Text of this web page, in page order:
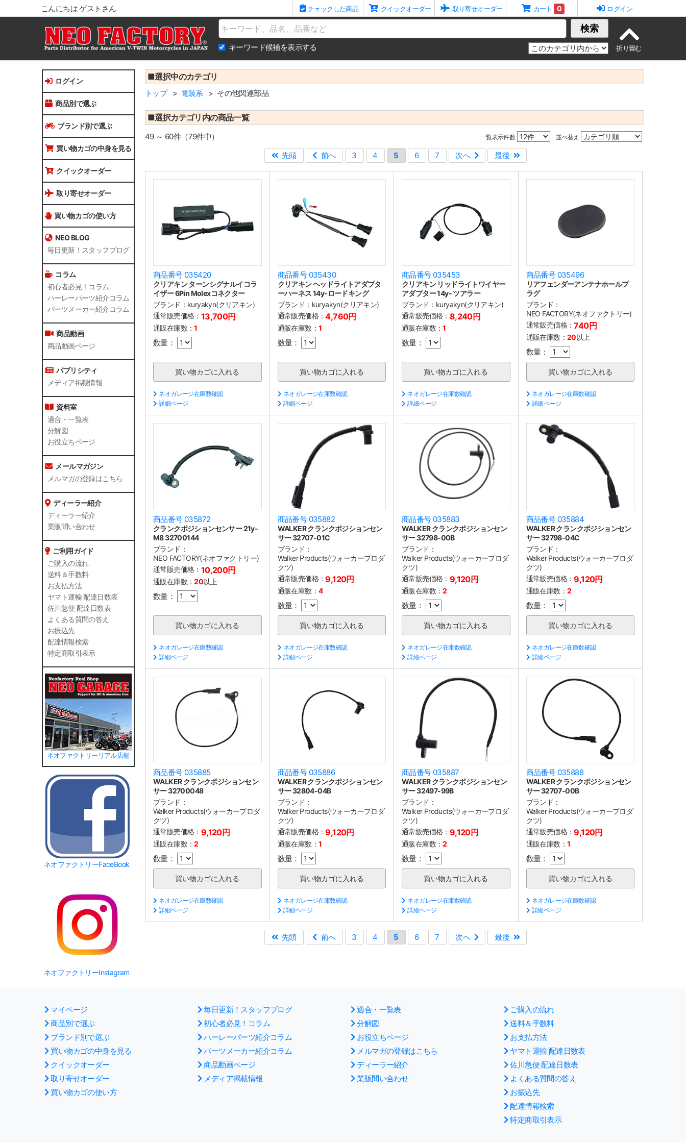
こんにちは ゲストさん チェックした商品 クイックオーダー 取り寄せオーダー カート 0 ログイン
Name 検索
キーワード候補を表示する
ログイン
商品別で選ぶ
ブランド別で選ぶ
買い物カゴの中身を見る
クイックオーダー
取り寄せオーダー
買い物カゴの使い方
NEO BLOG
毎日更新！スタッフブログ
コラム
初心者必見！コラム
ハーレーパーツ紹介コラム
パーツメーカー紹介コラム
商品動画
商品動画ページ
パブリシティ
メディア掲載情報
資料室
適合・一覧表
分解図
お役立ちページ
メールマガジン
メルマガの登録はこちら
ディーラー紹介
ディーラー紹介
業販問い合わせ
ご利用ガイド
ご購入の流れ
送料＆手数料
お支払方法
ヤマト運輸 配達日数表
佐川急便 配達日数表
よくある質問の答え
お振込先
配達情報検索
特定商取引表示
ネオファクトリーリアル店舗
ネオファクトリーFaceBook
ネオファクトリーInstagram
■選択中のカテゴリ
トップ 電装系 その他関連部品
■選択カテゴリ内の商品一覧
一覧表示件数 並べ替え
49 ～ 60件（79件中）
先頭
前へ 3 4 5 6 7 次へ 最後
商品番号 035420
クリアキン ターンシグナルイコラ
イザー 6Pin Molexコネクター
ブランド： kuryakyn(クリアキン)
通常販売価格： 13,700円
通販在庫数：1
数量：
ネオガレージ在庫数確認
詳細ページ
商品番号 035430
クリアキン ヘッドライトアダプタ
ーハーネス 14y-ロードキング
ブランド： kuryakyn(クリアキン)
通常販売価格：4,760円
通販在庫数： 1
数量：
ネオガレージ在庫数確認
詳細ページ
商品番号 035453
クリアキン リッドライトワイヤー
アダプター 14y- ツアラー
ブランド： kuryakyn(クリアキン)
通常販売価格： 8,240円
通販在庫数：1
数量：
ネオガレージ在庫数確認
詳細ページ
商品番号 035496
リアフェンダーアンテナホールプ
ラグ
ブランド：
NEO FACTORY(ネオファクトリー)
通常販売価格：740円
通販在庫数： 20以上
数量：
ネオガレージ在庫数確認
詳細ページ
商品番号 035872
クランクポジションセンサー 21y-
M8 32700144
ブランド：
NEO FACTORY(ネオファクトリー)
通常販売価格： 10,200円
通販在庫数：20以上
数量：
ネオガレージ在庫数確認
詳細ページ
商品番号 035882
WALKER クランクポジションセン
サー 32707-01C
ブランド：
Walker Products(ウォーカープロダ
クツ)
通常販売価格：9,120円
通販在庫数： 4
数量：
ネオガレージ在庫数確認
詳細ページ
商品番号 035883
WALKER クランクポジションセン
サー 32798-00B
ブランド：
Walker Products(ウォーカープロダ
クツ)
通常販売価格： 9,120円
通販在庫数：2
数量：
ネオガレージ在庫数確認
詳細ページ
商品番号 035884
WALKER クランクポジションセン
サー 32798-04C
ブランド：
Walker Products(ウォーカープロダ
クツ)
通常販売価格：9,120円
通販在庫数： 2
数量：
ネオガレージ在庫数確認
詳細ページ
商品番号 035885
WALKER クランクポジションセン
サー 32700048
ブランド：
Walker Products(ウォーカープロダ
クツ)
通常販売価格： 9,120円
通販在庫数：2
数量：
ネオガレージ在庫数確認
詳細ページ
商品番号 035886
WALKER クランクポジションセン
サー 32804-04B
ブランド：
Walker Products(ウォーカープロダ
クツ)
通常販売価格：9,120円
通販在庫数： 1
数量：
ネオガレージ在庫数確認
詳細ページ
商品番号 035887
WALKER クランクポジションセン
サー 32497-99B
ブランド：
Walker Products(ウォーカープロダ
クツ)
通常販売価格： 9,120円
通販在庫数：2
数量：
ネオガレージ在庫数確認
詳細ページ
商品番号 035888
WALKER クランクポジションセン
サー 32707-00B
ブランド：
Walker Products(ウォーカープロダ
クツ)
通常販売価格：9,120円
通販在庫数： 1
数量：
ネオガレージ在庫数確認
詳細ページ
先頭 前へ 3 4 5 6 7 次へ 最後
マイページ
商品別で選ぶ
ブランド別で選ぶ
買い物カゴの中身を見る
クイックオーダー
取り寄せオーダー
買い物カゴの使い方
毎日更新！スタッフブログ
初心者必見！コラム
ハーレーパーツ紹介コラム
パーツメーカー紹介コラム
商品動画ページ
メディア掲載情報
適合・一覧表
分解図
お役立ちページ
メルマガの登録はこちら
ディーラー紹介
業販問い合わせ
ご購入の流れ
送料＆手数料
お支払方法
ヤマト運輸 配達日数表
佐川急便 配達日数表
よくある質問の答え
お振込先
配達情報検索
特定商取引表示